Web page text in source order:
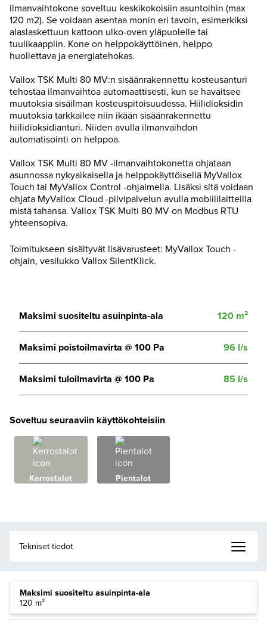
ilmanvaihtokone soveltuu keskikokoisiin asuntoihin (max
120 m2). Se voidaan asentaa monin eri tavoin, esimerkiksi
alaslaskettuun kattoon ulko-oven yläpuolelle tai
tuulikaappiin. Kone on helppokäyttöinen, helppo
huollettava ja energiatehokas.
Vallox TSK Multi 80 MV:n sisäänrakennettu kosteusanturi
tehostaa ilmanvaihtoa automaattisesti, kun se havaitsee
muutoksia sisäilman kosteuspitoisuudessa. Hiilidioksidin
muutoksia tarkkailee niin ikään sisäänrakennettu
hiilidioksidianturi. Niiden avulla ilmanvaihdon
automatisointi on helppoa.
Vallox TSK Multi 80 MV -ilmanvaihtokonetta ohjataan
asunnossa nykyaikaisella ja helppokäyttöisellä MyVallox
Touch tai MyVallox Control -ohjaimella. Lisäksi sitä voidaan
ohjata MyVallox Cloud -pilvipalvelun avulla mobiililaitteilla
mistä tahansa. Vallox TSK Multi 80 MV on Modbus RTU
yhteensopiva.
Toimitukseen sisältyvät lisävarusteet: MyVallox Touch -
ohjain, vesilukko Vallox SilentKlick.
Maksimi suositeltu asuinpinta-ala 120 m²
Maksimi poistoilmavirta @ 100 Pa 96 l/s
Maksimi tuloilmavirta @ 100 Pa 85 l/s
Soveltuu seuraaviin käyttökohteisiin
Kerrostalot Pientalot
Maksimi suositeltu asuinpinta-ala
120 m²